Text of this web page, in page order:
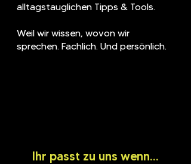
alltagstauglichen Tipps & Tools.
Weil wir wissen, wovon wir
sprechen. Fachlich. Und persönlich.
Ihr passt zu uns wenn…